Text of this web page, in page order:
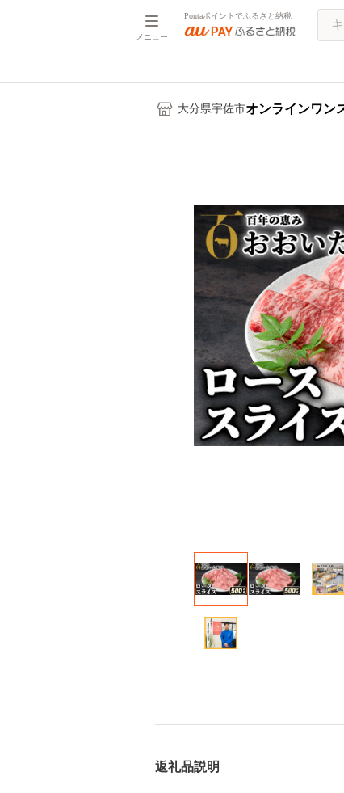
メニュー
Pontaポイントでふるさと納税
大分県宇佐市オンラインワン
返礼品説明